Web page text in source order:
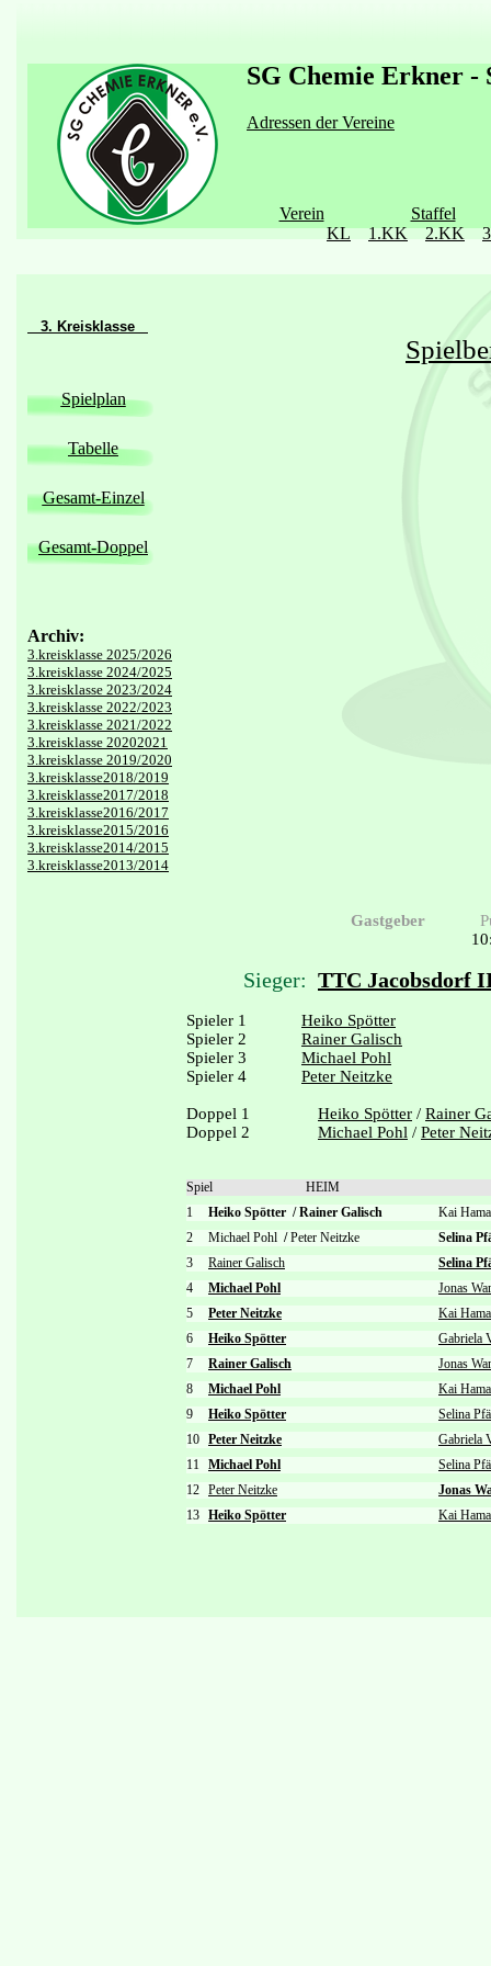
SG Chemie Erkner -
Adressen der Vereine
Verein
Staffel
KL
1.KK 2.KK
3. Kreisklasse
Spielplan
Tabelle
Gesamt-Einzel
Gesamt-Doppel
Archiv:
3.kreisklasse 2025/2026
3.kreisklasse 2024/2025
3.kreisklasse 2023/2024
3.kreisklasse 2022/2023
3.kreisklasse 2021/2022
3.kreisklasse 20202021
3.kreisklasse 2019/2020
3.kreisklasse2018/2019
3.kreisklasse2017/2018
3.kreisklasse2016/2017
3.kreisklasse2015/2016
3.kreisklasse2014/2015
3.kreisklasse2013/2014
Gastgeber
Sieger: TTC Jacobsdorf
Spieler 1
Heiko Spötter
Spieler 2
Rainer Galisch
Spieler 3
Michael Pohl
Spieler 4
Peter Neitzke
Doppel 1 Heiko Spötter / Rainer
Doppel 2
Michael Pohl / Peter
Spiel
HEIM
1
Heiko Spötter /Rainer Galisch
Kai
2
Michael Pohl /Peter Neitzke
Selina
3
Rainer Galisch
Selina
4
Michael Pohl
Jonas
5
Peter Neitzke
Kai
6
Heiko Spötter
Gabriela
7
Rainer Galisch
Jonas
8
Michael Pohl
Kai
9
Heiko Spötter
Selina
10 Peter Neitzke
Gabriela
11 Michael Pohl
Selina
12 Peter Neitzke
Jonas
13 Heiko Spötter Kai